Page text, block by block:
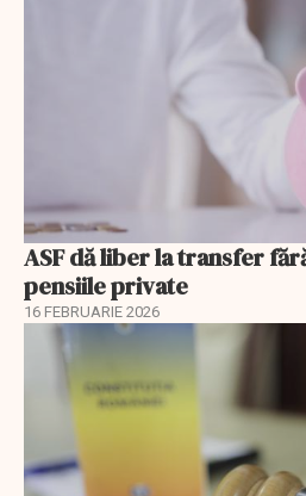
ASF dă liber la transfer
pensiile private
16 FEBRUARIE 2026